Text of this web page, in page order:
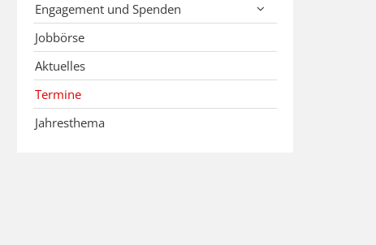
Engagement und Spenden
Jobbörse
Aktuelles
Termine
Jahresthema